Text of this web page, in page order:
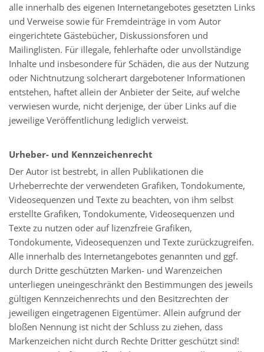
alle innerhalb des eigenen Internetangebotes gesetzten Links
und Verweise sowie für Fremdeinträge in vom Autor
eingerichtete Gästebücher, Diskussionsforen und
Mailinglisten. Für illegale, fehlerhafte oder unvollständige
Inhalte und insbesondere für Schäden, die aus der Nutzung
oder Nichtnutzung solcherart dargebotener Informationen
entstehen, haftet allein der Anbieter der Seite, auf welche
verwiesen wurde, nicht derjenige, der über Links auf die
jeweilige Veröffentlichung lediglich verweist.
Urheber- und Kennzeichenrecht
Der Autor ist bestrebt, in allen Publikationen die
Urheberrechte der verwendeten Grafiken, Tondokumente,
Videosequenzen und Texte zu beachten, von ihm selbst
erstellte Grafiken, Tondokumente, Videosequenzen und
Texte zu nutzen oder auf lizenzfreie Grafiken,
Tondokumente, Videosequenzen und Texte zurückzugreifen.
Alle innerhalb des Internetangebotes genannten und ggf.
durch Dritte geschützten Marken- und Warenzeichen
unterliegen uneingeschränkt den Bestimmungen des jeweils
gültigen Kennzeichenrechts und den Besitzrechten der
jeweiligen eingetragenen Eigentümer. Allein aufgrund der
bloßen Nennung ist nicht der Schluss zu ziehen, dass
Markenzeichen nicht durch Rechte Dritter geschützt sind!